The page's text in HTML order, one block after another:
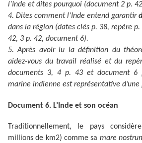
l’Inde et dites pourquoi (document 2 p.
4. Dites comment l’Inde entend garantir
dans la région (dates clés p. 38, repère
42, 3 p. 42, document 6).
5. Après avoir lu la définition du
aidez-vous du travail réalisé et du
documents 3, 4 p. 43 et document 6
marine indienne est représentative d’une
Document 6. L’Inde et son océan
Traditionnellement, le pays
millions de km2) comme sa mare